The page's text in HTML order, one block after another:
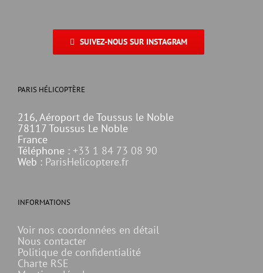
SUIVEZ-NOUS SUR INSTAGRAM
PARIS HÉLICOPTÈRE
216, Aéroport de Toussus le Noble
78117 Toussus Le Noble
France
Téléphone : +33 1 84 73 08 90
Web : ParisHelicoptere.fr
INFORMATIONS
Voir nos coordonnées en détail
Nous contacter
Politique de confidentialité
Charte RSE